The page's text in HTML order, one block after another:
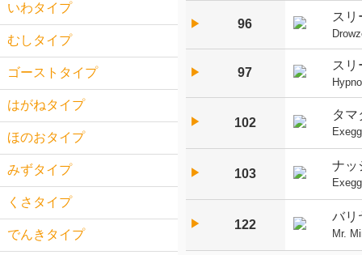
▶︎ 96
スリ
▶︎ 97
スリ
Hypno
▶︎ 102
タマ
▶︎ 103
ナッ
▶︎ 122
バリ
Mr.
いわタイプ
むしタイプ
ゴーストタイプ
はがねタイプ
ほのおタイプ
みずタイプ
くさタイプ
でんきタイプ